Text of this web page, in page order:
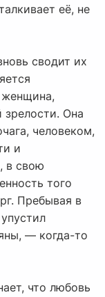
её, не
сводит их
женщина,
Она
человеком,
и
в свою
того
Пребывая в
— когда-то
что любовь